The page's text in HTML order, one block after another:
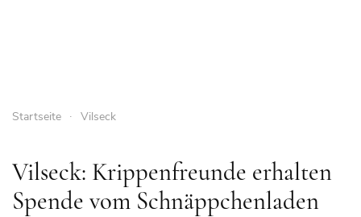
Startseite Vilseck
Vilseck: Krippenfreunde erhalten
Spende vom Schnäppchenladen